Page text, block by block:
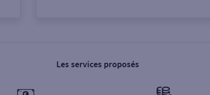
Les services proposés